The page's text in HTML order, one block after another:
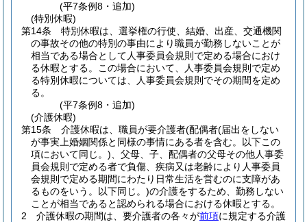
(平7条例8・追加)
(特別休暇)
第14条
特別休暇は、選挙権の行使、結婚、出産、交通機関
の事故その他の特別の事由により職員が勤務しないことが
相当である場合として人事委員会規則で定める場合におけ
る休暇とする。
この場合において、人事委員会規則で定め
る特別休暇については、人事委員会規則でその期間を定め
る。
(平7条例8・追加)
(介護休暇)
第15条
介護休暇は、職員が要介護者(配偶者(届出をしない
が事実上婚姻関係と同様の事情にある者を含む。以下この
項において同じ。) 、父母、子、配偶者の父母その他人事委
員会規則で定める者で負傷、疾病又は老齢により人事委員
会規則で定める期間にわたり日常生活を営むのに支障があ
るものをいう。以下同じ。)の介護をするため、勤務しない
ことが相当であると認められる場合における休暇とする。
2
介護休暇の期間は、要介護者の各々が前項に規定する介護